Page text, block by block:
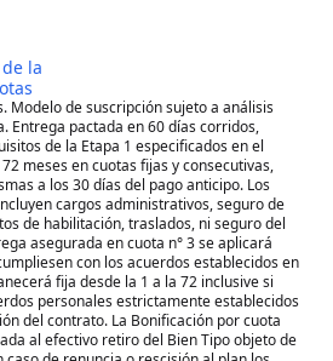
la
Modelo de suscripción sujeto a análisis
Entrega pactada en 60 días corridos,
de la Etapa 1 especificados en el
meses en cuotas fijas y consecutivas,
a los 30 días del pago anticipo. Los
cargos administrativos, seguro de
de habilitación, traslados, ni seguro del
asegurada en cuota n° 3 se aplicará
con los acuerdos establecidos en
fija desde la 1 a la 72 inclusive si
personales estrictamente establecidos
del contrato. La Bonificación por cuota
al efectivo retiro del Bien Tipo objeto de